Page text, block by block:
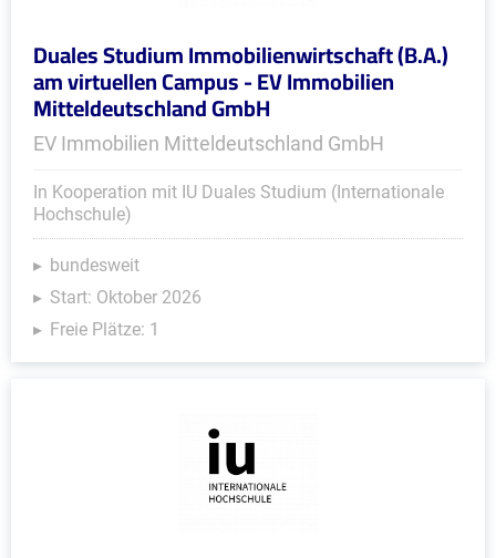
Duales Studium Immobilienwirtschaft (B.A.)
am virtuellen Campus - EV Immobilien
Mitteldeutschland GmbH
EV Immobilien Mitteldeutschland GmbH
In Kooperation mit IU Duales Studium (Internationale
Hochschule)
bundesweit
Start: Oktober 2026
Freie Plätze: 1